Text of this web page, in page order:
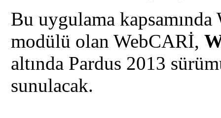
Bu uygulama
modülü olan WebCARİ,
altında Pardus 2013
sunulacak.